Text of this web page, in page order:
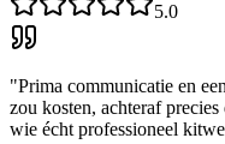
5.0
"Prima communicatie en
zou kosten, achteraf
wie écht professioneel